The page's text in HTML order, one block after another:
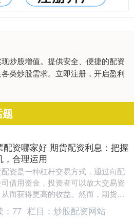
炒股增值。提供安全、便捷的配资
类炒股需求。立即注册，开启盈利
配资哪家好 期货配资利息：把握
，合理运用
资是一种杠杆交易方式，通过向配
借用资金，投资者可以放大交易资
而获得更高的收益。然而，期货配
伴随着利息成本，投资者需要合理运
能实现收益....
77 栏目： 炒股配资网站